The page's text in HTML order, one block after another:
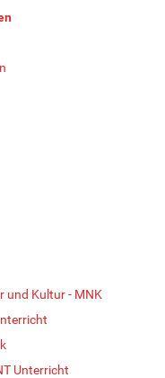
und Kultur - MNK
Unterricht